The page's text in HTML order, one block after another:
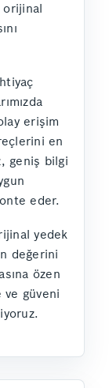
orijinal
erişim
en
geniş bilgi
eder.
yedek
değerini
özen
ve güveni